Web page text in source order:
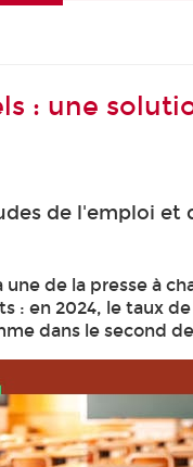
: une
de l'emploi et
de la presse à
en 2024, le taux
dans le second